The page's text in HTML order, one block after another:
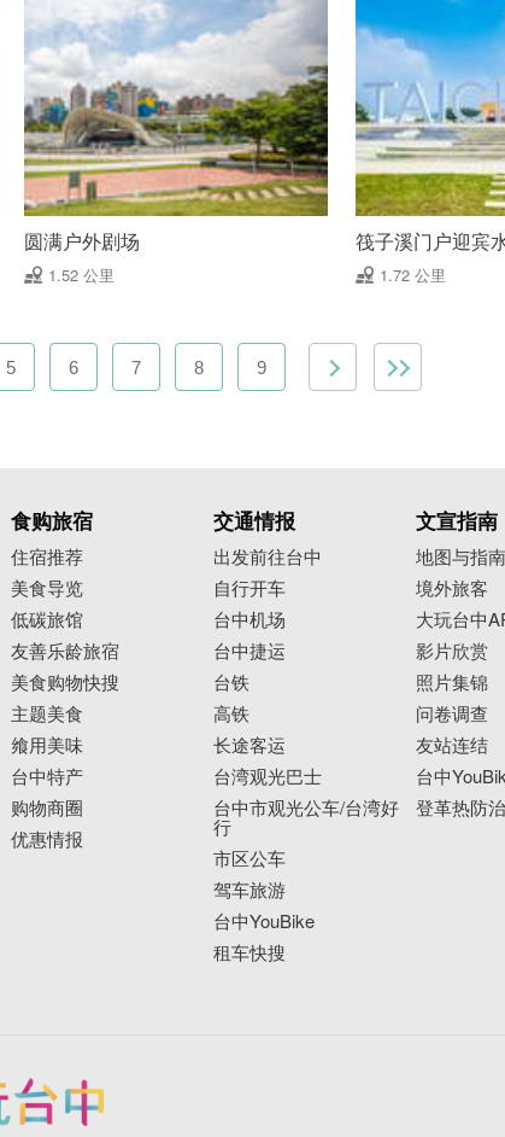
圆满户外剧场
1.52 公里
筏子溪门户迎宾
1.72 公里
5 6 7 8 9
食购旅宿
住宿推荐
美食导览
低碳旅馆
友善乐龄旅宿
美食购物快搜
主题美食
飨用美味
台中特产
购物商圈
优惠情报
交通情报
出发前往台中
自行开车
台中机场
台中捷运
台铁
高铁
长途客运
台湾观光巴士
台中市观光公车/台湾好
行
市区公车
驾车旅游
台中YouBike
租车快搜
文宣指南
地图与指南
境外旅客
大玩台中
影片欣赏
照片集锦
问卷调查
友站连结
台中
登革热防